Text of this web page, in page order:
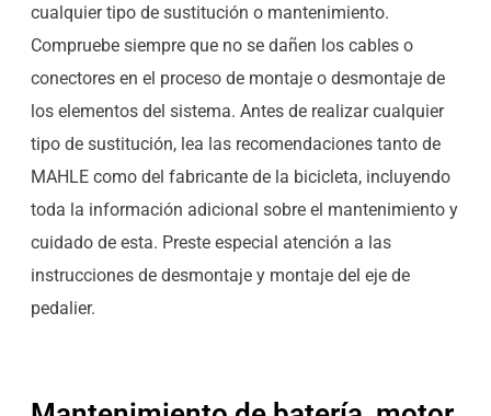
cualquier tipo de sustitución o mantenimiento.
Compruebe siempre que no se dañen los cables o
conectores en el proceso de montaje o desmontaje de
los elementos del sistema. Antes de realizar cualquier
tipo de sustitución, lea las recomendaciones tanto de
MAHLE como del fabricante de la bicicleta, incluyendo
toda la información adicional sobre el mantenimiento y
cuidado de esta. Preste especial atención a las
instrucciones de desmontaje y montaje del eje de
pedalier.